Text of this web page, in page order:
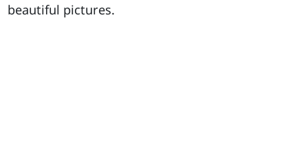
beautiful pictures.